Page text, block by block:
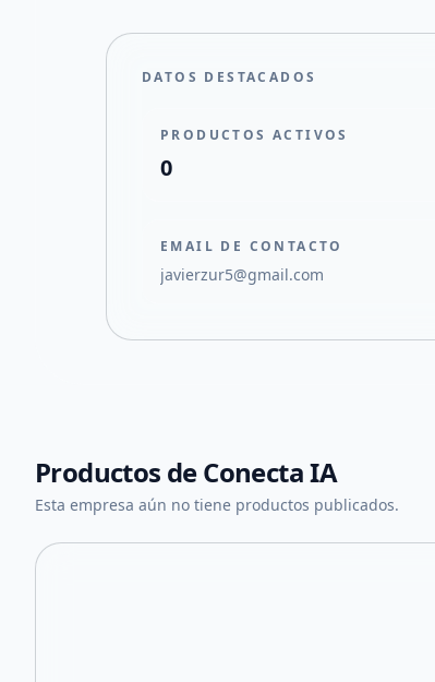
DATOS DESTACADOS
PRODUCTOS ACTIVOS
0
EMAIL DE CONTACTO
javierzur5@gmail.com
Productos deConecta IA
Esta empresa aún no tiene productos publicados.